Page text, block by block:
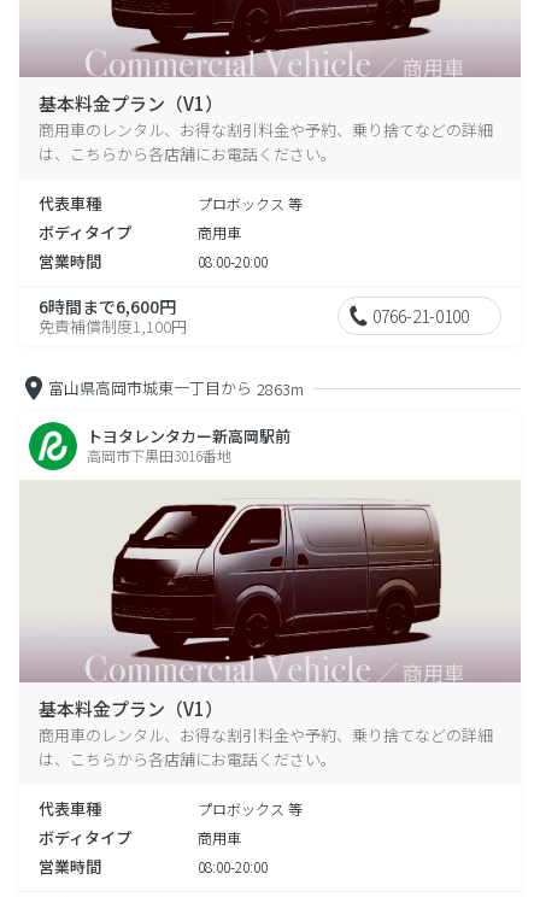
基本料金プラン（V1）
商用車のレンタル、お得な割引料金や予約、乗り捨てなどの詳細
は、こちらから各店舗にお電話ください。
代表車種 プロボックス 等
ボディタイプ 商用車
営業時間 08:00-20:00
6時間まで6,600円
免責補償制度1,100円 0766-21-0100
富山県高岡市城東一丁目から 2863m
トヨタレンタカー新高岡駅前
高岡市下黒田3016番地
基本料金プラン（V1）
商用車のレンタル、お得な割引料金や予約、乗り捨てなどの詳細
は、こちらから各店舗にお電話ください。
代表車種 プロボックス 等
ボディタイプ 商用車
営業時間 08:00-20:00